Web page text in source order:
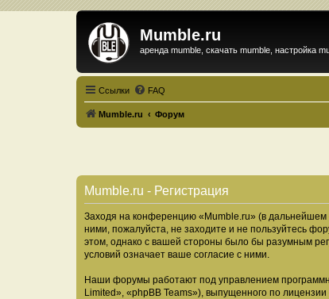
Mumble.ru
аренда mumble, скачать mumble, настройка
Ссылки FAQ
Mumble.ru Форум
Mumble.ru - Регистрация
Заходя на конференцию «Mumble.ru» (в
ними, пожалуйста, не заходите и не пользуйтесь
этом, однако с вашей стороны было бы разумным
условий означает ваше согласие с ними.
Наши форумы работают под управлением
Limited», «phpBB Teams»), выпущенного по лицензии